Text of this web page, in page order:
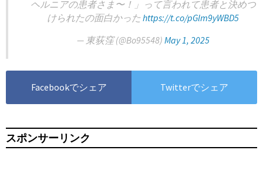
ヘルニアの患者さま〜！」って言われて患者と決めつ
けられたの面白かったhttps://t.co/pGlm9yWBD5
— 東荻窪 (@Bo95548) May 1, 2025
Facebookでシェア Twitterでシェア
スポンサーリンク